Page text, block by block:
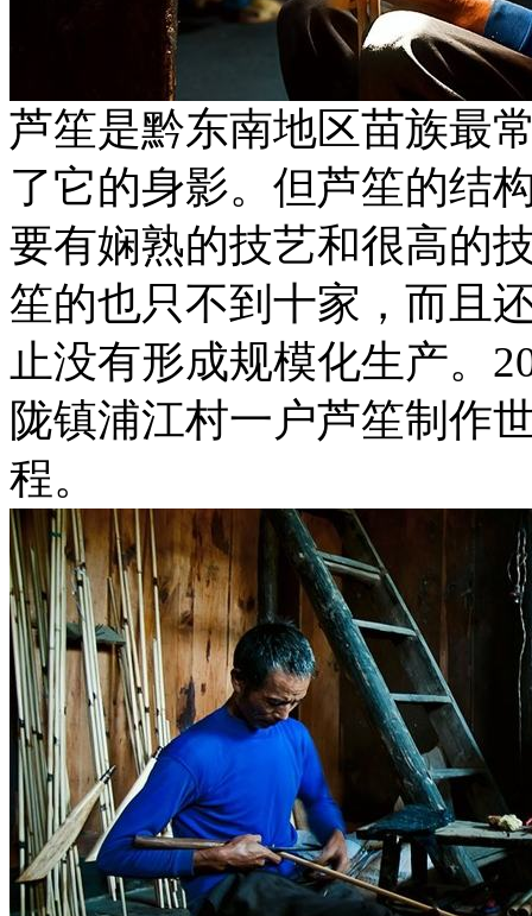
芦笙是黔东南地区苗族最
了它的身影。但芦笙的结
要有娴熟的技艺和很高的
笙的也只不到十家，而且
止没有形成规模化生产。
陇镇浦江村一户芦笙制作
程。